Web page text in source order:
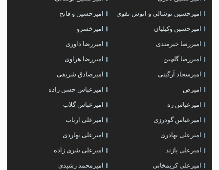
امیرحسین نوشالی و انوش تقوی امیرحسین و فاتح
امیرحسین وکیلیان امیرخسرو
امیررضا خیرمندی امیررضا داوری
امیررضا گلچین امیررضا هراوی
امیرسجاد آرگینی امیرصادق شریفی
امیرض امیرعباس حسن زاده
امیرعباس ره امیرعباس گلاب
امیرعباس گودرزی امیرعلی ارباب
امیرعلی بهادری امیرعلی بهاردی
امیرعلی پازند امیرعلی شری زاده
امیرعلی کریمخانی امیرمحمد رشیدی